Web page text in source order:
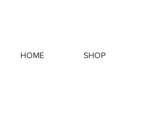
HOME SHOP